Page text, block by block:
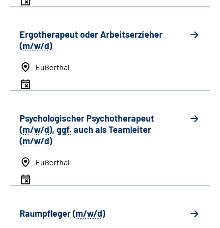
Ergotherapeut oder Arbeitserzieher
(m/w/d)
Eußerthal
Psychologischer Psychotherapeut
(m/w/d), ggf. auch alsTeamleiter
(m/w/d)
Eußerthal
Raumpfleger (m/w/d)